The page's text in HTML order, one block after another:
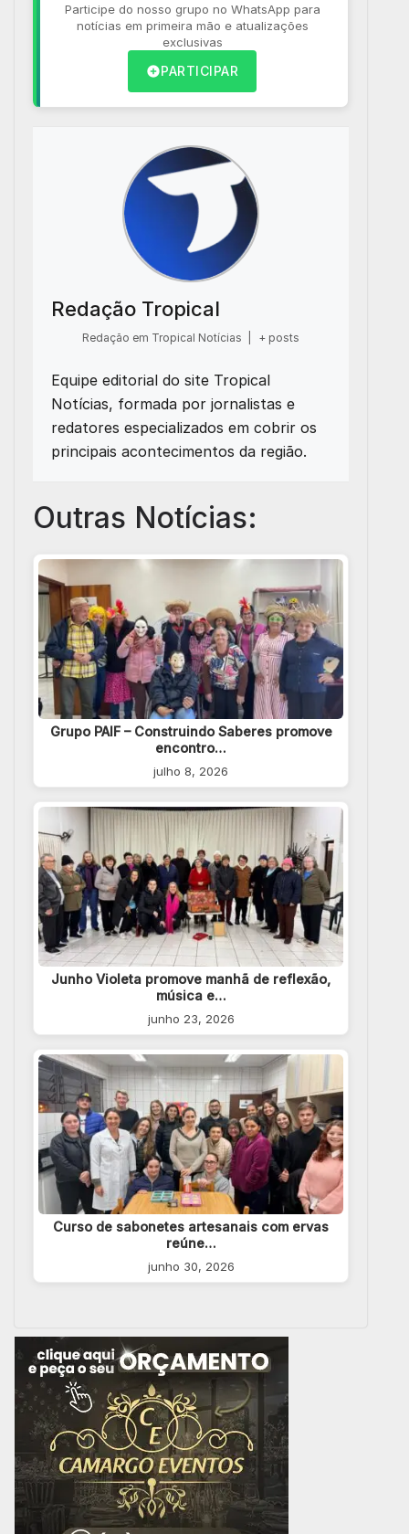
Participe do nosso grupo no WhatsApp para
notícias em primeira mão e atualizações
exclusivas
PARTICIPAR
Redação Tropical
Redação em Tropical Notícias + posts
Equipe editorial do site Tropical
Notícias, formada por jornalistas e
redatores especializados em cobrir os
principais acontecimentos da região.
Outras Notícias:
Grupo PAIF – Construindo Saberes promove
encontro…
julho 8, 2026
Junho Violeta promove manhã de reflexão,
música e…
junho 23, 2026
Curso de sabonetes artesanais com ervas
reúne…
junho 30, 2026